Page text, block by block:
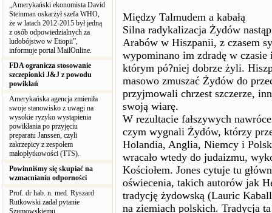
„Amerykański ekonomista David
Steinman oskarżył szefa WHO,
że w latach 2012-2015 był jedną
z osób odpowiedzialnych za
ludobójstwo w Etiopii”,
informuje portal MailOnline.
FDA ogranicza stosowanie
szczepionki J&J z powodu
powikłań
Amerykańska agencja zmieniła
swoje stanowisko z uwagi na
wysokie ryzyko wystąpienia
powikłania po przyjęciu
preparatu Janssen, czyli
zakrzepicy z zespołem
małopłytkowości (TTS).
Powinniśmy się skupiać na
wzmacnianiu odporności
Prof. dr hab. n. med. Ryszard
Rutkowski zadał pytanie
Szumowskiemu.
Między Talmudem a kabałą
Silna radykalizacja Żydów
Arabów w Hiszpanii, z czasem
wypominano im zdradę w
którym pó?niej dobrze żyli.
masowo zmuszać Żydów do
przyjmowali chrzest szczerze,
swoją wiarę.
W rezultacie fałszywych
czym wygnali Żydów, którzy
Holandia, Anglia, Niemcy i
wracało wtedy do judaizmu,
Kościołem. Jones cytuje tu
oświecenia, takich autorów jak
tradycję żydowską (Lauric
na ziemiach polskich. Tradycja